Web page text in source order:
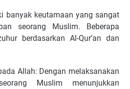
banyak keutamaan yang sangat
seorang Muslim. Beberapa
berdasarkan Al-Qur’an dan
Allah: Dengan melaksanakan
Muslim menunjukkan